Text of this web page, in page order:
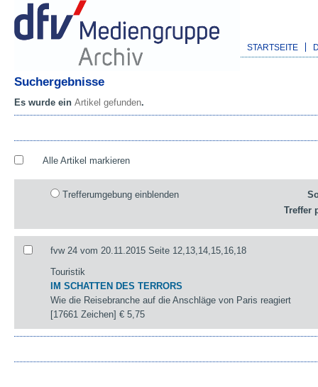
STARTSEITE
Suchergebnisse
Es wurde ein Artikel gefunden.
Alle Artikel markieren
Trefferumgebung einblenden
Treffer
fvw 24 vom 20.11.2015 Seite 12,13,14,15,16,18
Touristik
IM SCHATTEN DES TERRORS
Wie die Reisebranche auf die Anschläge von Paris reagiert
[17661 Zeichen]€ 5,75